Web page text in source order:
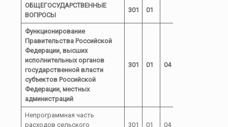
ОБЩЕГОСУДАРСТВЕННЫЕ
ВОПРОСЫ
301 01
Функционирование
Правительства Российской
Федерации, высших
исполнительных органов
государственной власти
субъектов Российской
Федерации, местных
администраций
301 01 04
Непрограммная часть
расходов сельского
301 01 04